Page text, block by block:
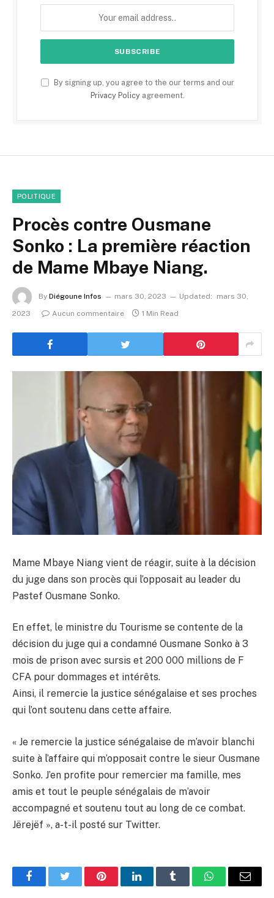
By signing up, you agree to the our terms and our
Privacy Policyagreement.
POLITIQUE
Procès contre Ousmane
Sonko : La première réaction
de Mame Mbaye Niang.
By Diégoune Infos mars 30, 2023 Updated:
mars 30,
2023
Aucun commentaire 1 Min Read
Mame Mbaye Niang vient de réagir, suite à la décision
du juge dans son procès qui l’opposait au leader du
Pastef Ousmane Sonko.
En effet, le ministre du Tourisme se contente de la
décision du juge qui a condamné Ousmane Sonko à 3
mois de prison avec sursis et 200 000 millions de F
CFA pour dommages et intérêts.
Ainsi, il remercie la justice sénégalaise et ses proches
qui l’ont soutenu dans cette affaire.
« Je remercie la justice sénégalaise de m’avoir blanchi
suite à l’affaire qui m’opposait contre le sieur Ousmane
Sonko. J’en profite pour remercier ma famille, mes
amis et tout le peuple sénégalais de m’avoir
accompagné et soutenu tout au long de ce combat.
Jërejëf », a-t-il posté sur Twitter.
FacebookTwitter PinterestLinkedInTumblr WhatsAppEmail